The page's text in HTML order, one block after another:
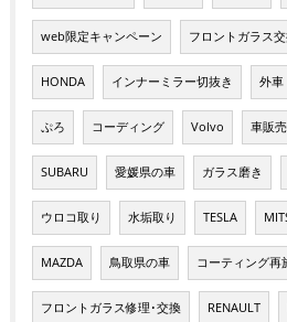
web限定キャンペーン フロントガラス
HONDA インナーミラー切抜き 外車
ぷろ コーディング Volvo 車販
SUBARU 愛媛県の車 ガラス磨き
ウロコ取り 水垢取り TESLA
MAZDA 鳥取県の車 コーティング再
フロントガラス修理･交換 RENAULT